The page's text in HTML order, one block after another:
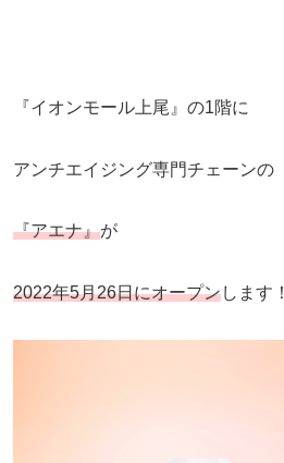
『イオンモール上尾』の1階に
アンチエイジング専門チェーンの
『アエナ』が
2022年5月26日にオープンします！